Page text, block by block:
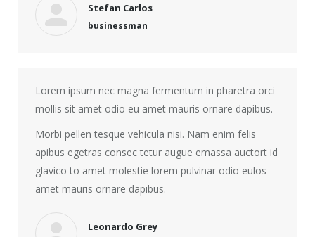
Stefan Carlos
businessman
Lorem ipsum nec magna fermentum in pharetra orci
mollis sit amet odio eu amet mauris ornare dapibus.
Morbi pellen tesque vehicula nisi. Nam enim felis
apibus egetras consec tetur augue emassa auctort id
glavico to amet molestie lorem pulvinar odio eulos
amet mauris ornare dapibus.
Leonardo Grey